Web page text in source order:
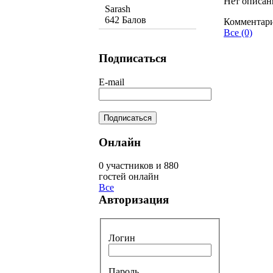
Все (0)
Sarash
642 Балов
Подписаться
E-mail
Онлайн
0 участников и 880
гостей онлайн
Все
Авторизация
Логин